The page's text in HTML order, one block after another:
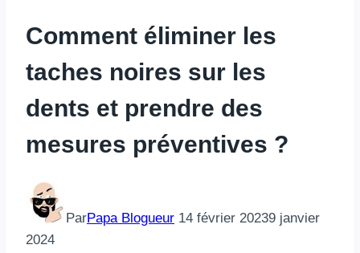
Comment éliminer les
taches noires sur les
dents et prendre des
mesures préventives ?
ParPapa Blogueur 14 février 20239 janvier
2024